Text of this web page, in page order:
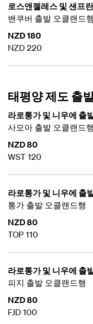
로스앤젤레스 및 샌프
밴쿠버 출발 오클랜드행
NZD 180
NZD 220
태평양 제도 출
라로통가 및 니우에 출
사모아 출발 오클랜드행
NZD 80
WST 120
라로통가 및 니우에 출
통가 출발 오클랜드행
NZD 80
TOP 110
라로통가 및 니우에 출
피지 출발 오클랜드행
NZD 80
FJD 100